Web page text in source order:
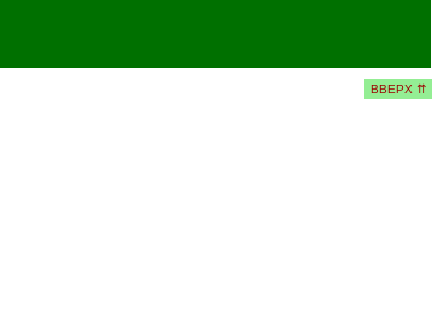
ВВЕРХ ⇈